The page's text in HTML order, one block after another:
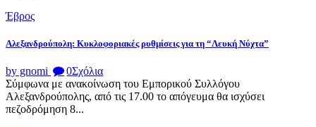
Έβρος
Αλεξανδρούπολη: Κυκλοφοριακές ρυθμίσεις για τη “Λευκή Νύχτα”
by gnomi 0Σχόλια
Σύμφωνα με ανακοίνωση του Εμπορικού Συλλόγου
Αλεξανδρούπολης, από τις 17.00 το απόγευμα θα ισχύσει
πεζοδρόμηση 8...